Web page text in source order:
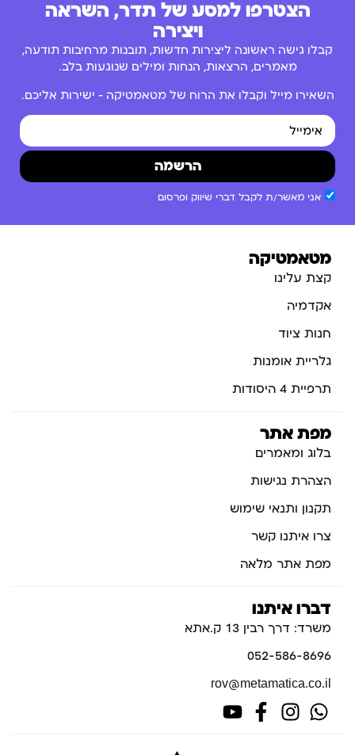
הצטרפו למסע של תדר, השראה
ויצירה
קבלו גישה ראשונה ליצירות חדשות, תובנות מרחיבות תודעה,
מאמרים, הרצאות, הנחות ומילים שנוגעות בלב.
השאירו מייל וקבלו את הרוח של מטאמטיקה – ישירות אליכם.
אני מאשר/ת לקבל דברי שיווק ופרסום
הרשמה
מטאמטיקה
קצת עלינו
אקדמיה
חנות ציוד
גלריית אומנות
תרפיית 4 היסודות
מפת אתר
בלוג ומאמרים
הצהרת נגישות
תקנון ותנאי שימוש
צרו איתנו קשר
מפת אתר מלאה
דברו איתנו
משרד: דרך רבין 13 ק.אתא
052-586-8696
rov@metamatica.co.il